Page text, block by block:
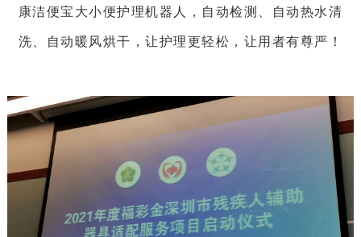
康洁便宝大小便护理机器人，自动检测、自动热水清
洗、自动暖风烘干，让护理更轻松，让用者有尊严！